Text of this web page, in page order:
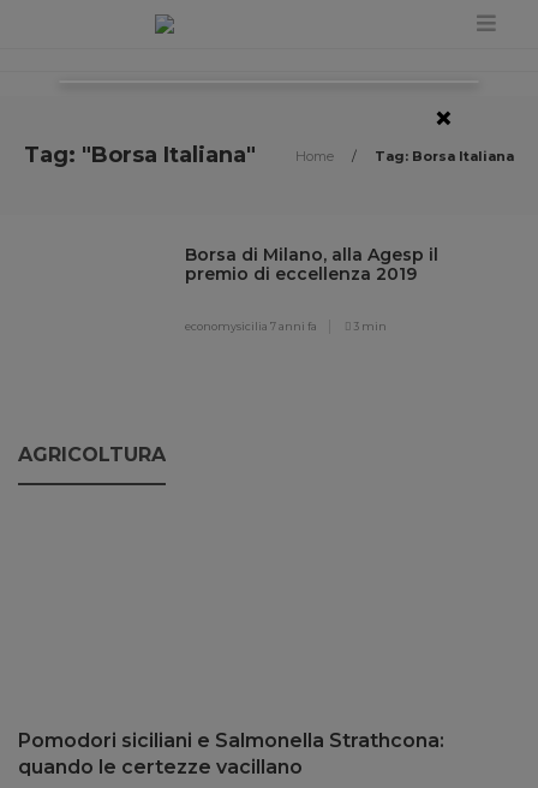
Tag: "Borsa Italiana" Home / Tag: Borsa Italiana
Borsa di Milano, alla Agesp il
premio di eccellenza 2019
economysicilia7 anni fa 3 min
AGRICOLTURA
Pomodori siciliani e Salmonella Strathcona:
quando le certezze vacillano
×